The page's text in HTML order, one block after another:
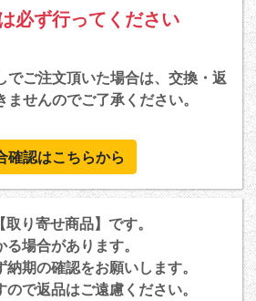
必ず行ってください
でご注文頂いた場合は、交換・返
せんのでご了承ください。
確認はこちらから
り寄せ商品】です。
る場合があります。
納期の確認をお願いします。
ので返品はご遠慮ください。